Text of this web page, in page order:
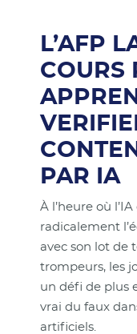
L’AFP
COURS
PAR IA
À l’heure où
radicalement
avec son lot de
trompeurs, les
un défi de plus
vrai du faux
artificiels.